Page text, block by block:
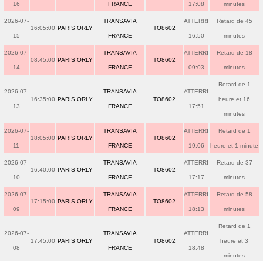
16 FRANCE 17:08 minutes
2026-07-
15
16:05:00 PARIS ORLY
TRANSAVIA
FRANCE
TO8602
ATTERRI
16:50
Retard de 45
minutes
2026-07-
14
08:45:00 PARIS ORLY
TRANSAVIA
FRANCE
TO8602
ATTERRI
09:03
Retard de 18
minutes
2026-07-
13
16:35:00 PARIS ORLY
TRANSAVIA
FRANCE
TO8602
ATTERRI
17:51
Retard de 1
heure et 16
minutes
2026-07-
11
18:05:00 PARIS ORLY
TRANSAVIA
FRANCE
TO8602
ATTERRI
19:06
Retard de 1
heure et 1 minute
2026-07-
10
16:40:00 PARIS ORLY
TRANSAVIA
FRANCE
TO8602
ATTERRI
17:17
Retard de 37
minutes
2026-07-
09
17:15:00 PARIS ORLY
TRANSAVIA
FRANCE
TO8602
ATTERRI
18:13
Retard de 58
minutes
2026-07-
08
17:45:00 PARIS ORLY
TRANSAVIA
FRANCE
TO8602
ATTERRI
18:48
Retard de 1
heure et 3
minutes